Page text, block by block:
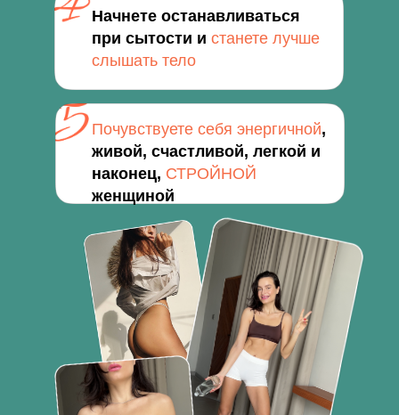
Начнете останавливаться
при сытости и станете лучше
слышать тело
Почувствуете себя энергичной,
живой, счастливой, легкой и
наконец, СТРОЙНОЙ
женщиной